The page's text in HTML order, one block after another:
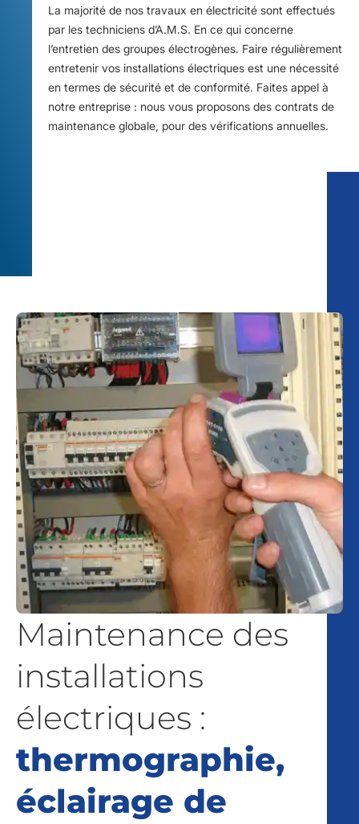
La majorité de nos travaux en électricité sont effectués
par les techniciens d’A.M.S. En ce qui concerne
l’entretien des groupes électrogènes. Faire régulièrement
entretenir vos installations électriques est une nécessité
en termes de sécurité et de conformité. Faites appel à
notre entreprise : nous vous proposons des contrats de
maintenance globale, pour des vérifications annuelles.
Maintenance des
installations
électriques :
thermographie,
éclairage de